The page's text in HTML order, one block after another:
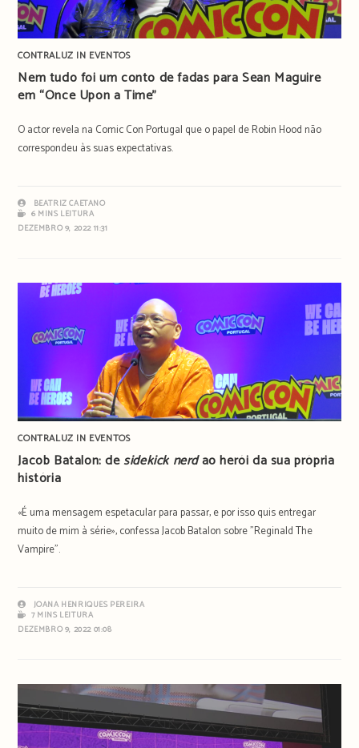
CONTRALUZ IN EVENTOS
Nem tudo foi um conto de fadas para Sean Maguire
em “Once Upon a Time”
O actor revela na Comic Con Portugal que o papel de Robin Hood não
correspondeu às suas expectativas.
BEATRIZ CAETANO
6 MINS LEITURA
DEZEMBRO 9, 2022 11:31
CONTRALUZ IN EVENTOS
Jacob Batalon: desidekick nerdao herói da sua própria
história
«É uma mensagem espetacular para passar, e por isso quis entregar
muito de mim à série», confessa Jacob Batalon sobre "Reginald The
Vampire".
JOANA HENRIQUES PEREIRA
7 MINS LEITURA
DEZEMBRO 9, 2022 01:08